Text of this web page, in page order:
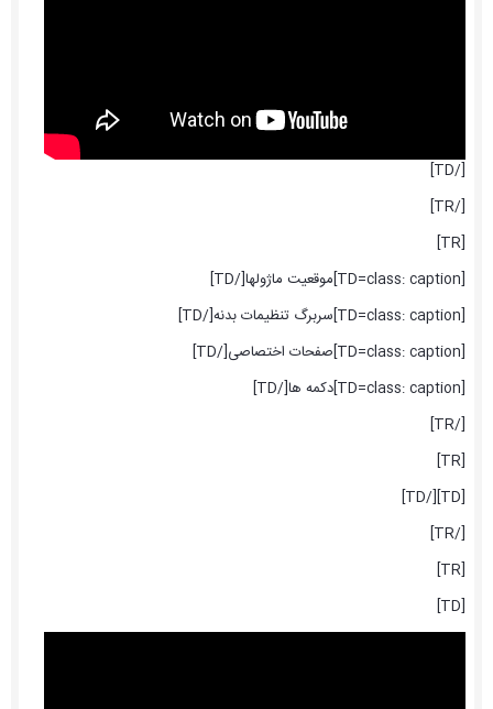
[/TD]
[/TR]
[TR]
[TD=class: caption]موقعیت ماژولها[/TD]
[TD=class: caption]سربرگ تنظیمات بدنه[/TD]
[TD=class: caption]صفحات اختصاصی[/TD]
[TD=class: caption]دکمه ها[/TD]
[/TR]
[TR]
[TD][/TD]
[/TR]
[TR]
[TD]